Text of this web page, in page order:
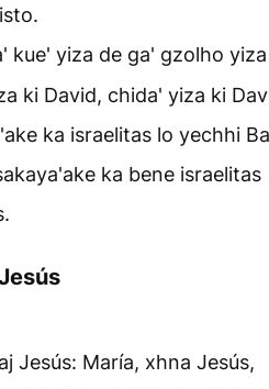
kue' yiza de ga' gzolho
ki David, chida' yiza ki
ka israelitas lo yechhi
ka bene israelitas
Jesús: María, xhna Jesús,